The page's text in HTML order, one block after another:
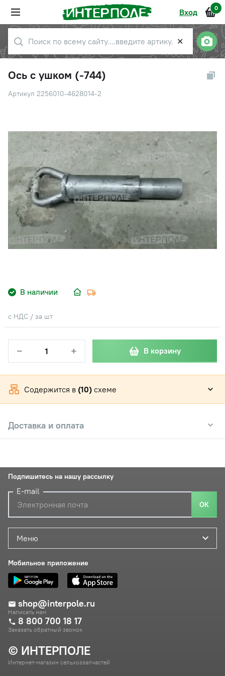
Вход 0
✕
Ось с ушком (-744)
Артикул 2256010-4628014-2
В наличии
с НДС / за шт
− + В корзину
Содержится в (10) схеме
Доставка и оплата
© ИНТЕРПОЛЕ
Интернет-магазин сельхоззапчастей
Меню
Мобильное приложение
shop@interpole.ru
Написать нам
8 800 700 18 17
Заказать обратный звонок
Подпишитесь на нашу рассылку
E-mail
ОК